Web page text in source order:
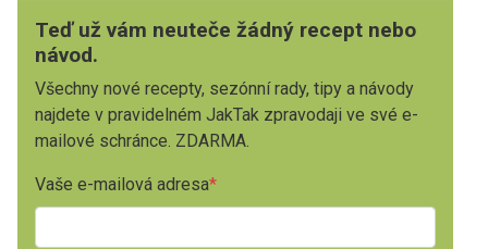
Teď už vám neuteče žádný recept nebo
návod.
Všechny nové recepty, sezónní rady, tipy a návody
najdete v pravidelném JakTak zpravodaji ve své e-
mailové schránce. ZDARMA.
Vaše e-mailová adresa